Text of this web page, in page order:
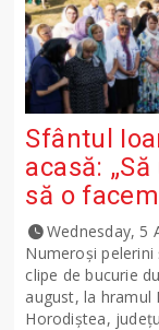
Sfântul
acasă:
să o
Wednesday, 5
Numeroși
clipe de bucurie
august, la hramul
Horodiștea,